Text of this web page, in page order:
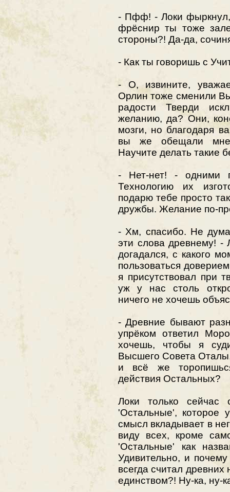
- Пфф! - Локи фыркнул,
фрёснир ты тоже
стороны?! Да-да,
- Как ты говоришь с
- О, извините,
Орлин тоже сменили
радости Тверди
желанию, да? Они,
мозги, но благодаря
вы же обещали мне
Научите делать такие
- Нет-нет! - одними
Технологию их
подарю тебе просто
дружбы. Желание по-
- Хм, спасибо. Не
эти слова древнему! -
догадался, с какого
пользоваться
я присутствовал при
уж у нас столь
ничего не хочешь
- Древние бывают
упрёком ответил
хочешь, чтобы я
Высшего Совета
и всё же
действия Остальных?
Локи только сейчас
'Остальные', которое
смысл вкладывает в
виду всех, кроме
'Остальные' как
Удивительно, и
всегда считал
единством?! Ну-ка, ну-